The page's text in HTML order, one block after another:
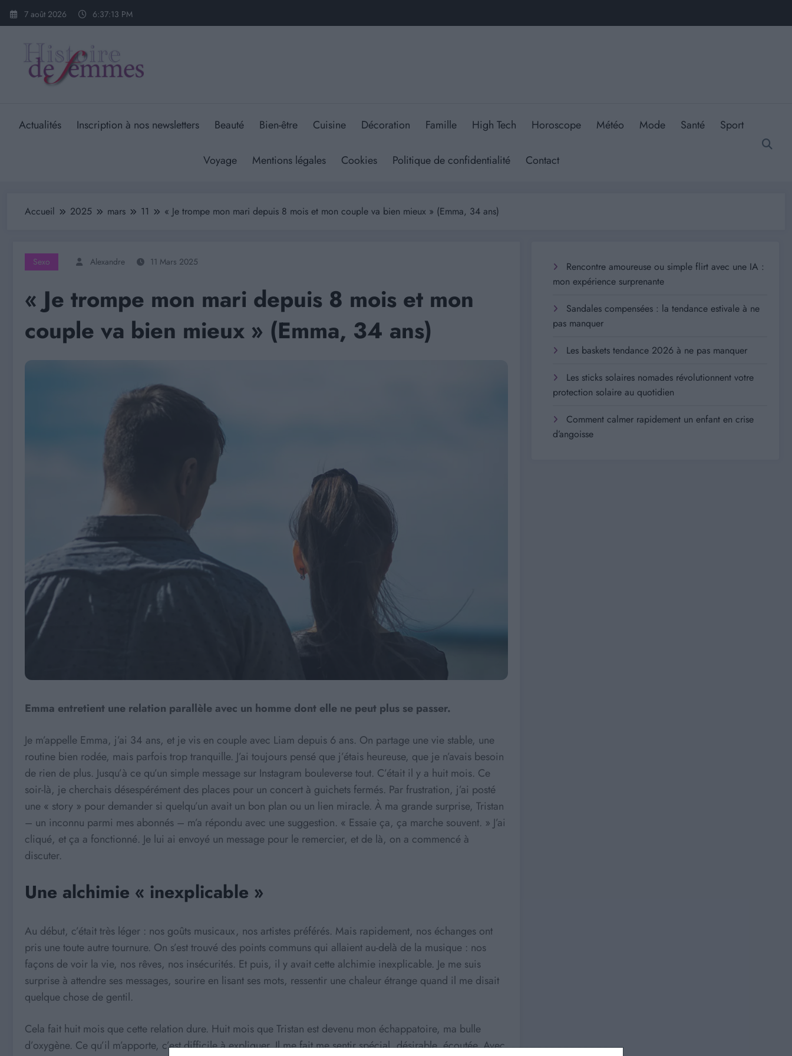
Aller
7 août 2026 6:37:14 PM
Actualités Inscription à nos newsletters Beauté Bien-être Cuisine Décoration Famille High Tech Horoscope Météo Mode Santé Sport
Voyage Mentions légales Cookies Politique de confidentialité Contact
Accueil 2025 mars 11 « Je trompe mon mari depuis 8 mois et mon couple va bien mieux » (Emma, 34 ans)
Sexo Alexandre 11 Mars 2025
« Je trompe mon mari depuis 8 mois et mon
couple va bien mieux » (Emma, 34 ans)
Emma entretient une relation parallèle avec un homme dont elle ne peut plus se passer.
Je m’appelle Emma, j’ai 34 ans, et je vis en couple avec Liam depuis 6 ans. On partage une vie stable, une
routine bien rodée, mais parfois trop tranquille. J’ai toujours pensé que j’étais heureuse, que je n’avais besoin
de rien de plus. Jusqu’à ce qu’un simple message sur Instagram bouleverse tout. C’était il y a huit mois. Ce
soir-là, je cherchais désespérément des places pour un concert à guichets fermés. Par frustration, j’ai posté
une « story » pour demander si quelqu’un avait un bon plan ou un lien miracle. À ma grande surprise, Tristan
– un inconnu parmi mes abonnés – m’a répondu avec une suggestion. « Essaie ça, ça marche souvent. » J’ai
cliqué, et ça a fonctionné. Je lui ai envoyé un message pour le remercier, et de là, on a commencé à
discuter.
Une alchimie « inexplicable »
Au début, c’était très léger : nos goûts musicaux, nos artistes préférés. Mais rapidement, nos échanges ont
pris une toute autre tournure. On s’est trouvé des points communs qui allaient au-delà de la musique : nos
façons de voir la vie, nos rêves, nos insécurités. Et puis, il y avait cette alchimie inexplicable. Je me suis
surprise à attendre ses messages, sourire en lisant ses mots, ressentir une chaleur étrange quand il me disait
quelque chose de gentil.
Cela fait huit mois que cette relation dure. Huit mois que Tristan est devenu mon échappatoire, ma bulle
d’oxygène. Ce qu’il m’apporte, c’est difficile à expliquer. Il me fait me sentir spécial, désirable, écoutée. Avec
Rencontre amoureuse ou simple flirt avec une IA :
mon expérience surprenante
Sandales compensées : la tendance estivale à ne
pas manquer
Les baskets tendance 2026 à ne pas manquer
Les sticks solaires nomades révolutionnent votre
protection solaire au quotidien
Comment calmer rapidement un enfant en crise
d’angoisse